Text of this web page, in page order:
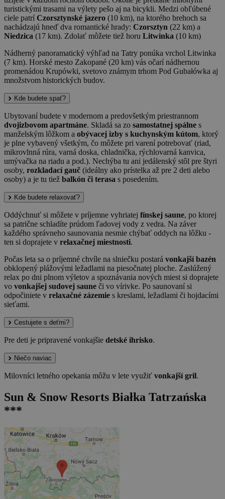
turistickými trasami na výlety pešo aj na bicykli. Medzi obľúbené
ciele patrí Czorsztynské jazero (10 km), na ktorého brehoch sa
nachádzajú hneď dva romantické hrady: Czorsztyn (22 km) a
Niedzica (17 km). Zdolať môžete tiež horu Litwinka (10 km)
Nádherný panoramatický výhľad na Tatry ponúka vrchol Litwinka
(7 km). Horské mesto Zakopané (20 km) vás očarí nádhernou
promenádou Krupówki, svetovo známym trhom Pod Gubałówka aj
množstvom historických budov.
Kde budete spať?
Ubytovaní budete v modernom a predovšetkým priestrannom
dvojizbovom apartmáne. Skladá sa zo samostatnej spálne s
manželským lôžkom a obývacej izby s kuchynským kútom, ktorý
je plne vybavený všetkým, čo môžete pri varení potrebovať (riad,
mikrovlnná rúra, varná doska, chladnička, rýchlovarná kanvica,
umývačka na riadu a pod.). Nechýba tu ani jedálenský stôl pre štyri
osoby, rozkladací gauč (ideálny ako prístelka až pre 2 deti alebo
osoby) a je tu tiež balkón či terasa s posedením.
Kde budete relaxovať?
Oddýchnuť si môžete v príjemne vyhriatej fínskej saune, po ktorej
sa patrične schladíte prúdom ľadovej vody z vedra. Na záver
každého správneho saunovania nesmie chýbať oddych na lôžku -
ten si doprajete v relaxačnej miestnosti.
Počas leta sa o príjemné chvíle na slniečku postará vonkajší bazén
obklopený plážovými ležadlami na piesočnatej ploche. Zaslúžený
relax po dni plnom výletov a spoznávania nových miest si doprajete
vo vonkajšej sudovej saune či vo vírivke. Po saunovaní si
odpočiniete v relaxačné zázemie s kreslami, ležadlami či hojdacími
sieťami.
Cestujete s deťmi?
Pre deti je pripravené vonkajšie detské ihrisko.
Niečo naviac
Milovníci letného opekania môžu v lete využiť vonkajší gril.
Sun & Snow Resorts Białka Tatrzańska
***